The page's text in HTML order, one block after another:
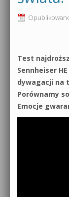
Produkcja
Sound Forge
Dubstep z
Kontakt 5
0dB.pl -
Materiały dla
Archiwum
Polityka
Test
Sennheiser
dywagacji na
Porównamy
Emocje